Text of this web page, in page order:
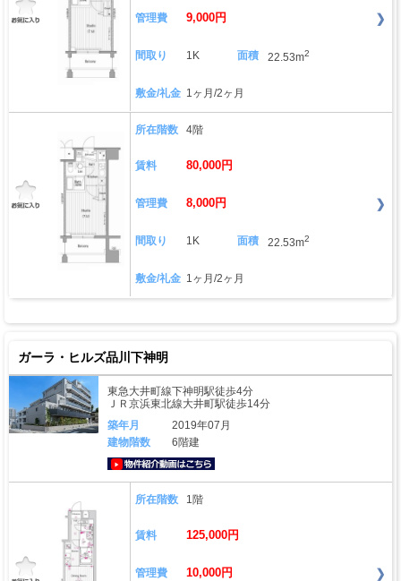
管理費 9,000円
間取り 1K 面積 22.53m2
敷金/礼金 1ヶ月/2ヶ月
所在階数 4階
賃料 80,000円
管理費 8,000円
間取り 1K 面積 22.53m2
敷金/礼金 1ヶ月/2ヶ月
ガーラ・ヒルズ品川下神明
東急大井町線下神明駅徒歩4分
ＪＲ京浜東北線大井町駅徒歩14分
築年月
2019年07月
建物階数
6階建
所在階数 1階
賃料 125,000円
管理費 10,000円